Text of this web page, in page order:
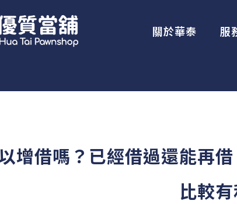
關於華泰 服
增借嗎？已經借過還能再
比較有